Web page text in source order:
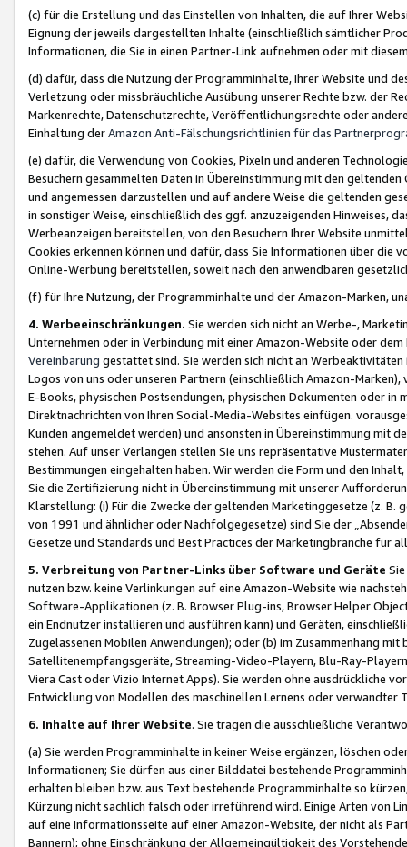
(c) für die Erstellung und das Einstellen von Inhalten, die auf Ihrer
Eignung der jeweils dargestellten Inhalte (einschließlich sämtlicher
Informationen, die Sie in einen Partner-Link aufnehmen oder mit
(d) dafür, dass die Nutzung der Programminhalte, Ihrer Website und
Verletzung oder missbräuchliche Ausübung unserer Rechte bzw. der
Markenrechte, Datenschutzrechte, Veröffentlichungsrechte oder
Einhaltung derAmazon Anti-Fälschungsrichtlinien für das
(e) dafür, die Verwendung von Cookies, Pixeln und anderen
Besuchern gesammelten Daten in Übereinstimmung mit den
und angemessen darzustellen und auf andere Weise die geltenden
in sonstiger Weise, einschließlich des ggf. anzuzeigenden Hinweises,
Werbeanzeigen bereitstellen, von den Besuchern Ihrer Website
Cookies erkennen können und dafür, dass Sie Informationen über die
Online-Werbung bereitstellen, soweit nach den anwendbaren
(f) für Ihre Nutzung, der Programminhalte und der Amazon-Marken,
4. Werbeeinschränkungen. Sie werden sich nicht an Werbe-,
Unternehmen oder in Verbindung mit einer Amazon-Website oder
Vereinbarung gestattet sind. Sie werden sich nicht an
Logos von uns oder unseren Partnern (einschließlich Amazon-
E-Books, physischen Postsendungen, physischen Dokumenten oder in
Direktnachrichten von Ihren Social-Media-Websites einfügen.
Kunden angemeldet werden) und ansonsten in Übereinstimmung mit
stehen. Auf unser Verlangen stellen Sie uns repräsentative
Bestimmungen eingehalten haben. Wir werden die Form und den
Sie die Zertifizierung nicht in Übereinstimmung mit unserer
Klarstellung: (i) Für die Zwecke der geltenden Marketinggesetze (z. B.
von 1991 und ähnlicher oder Nachfolgegesetze) sind Sie der
Gesetze und Standards und Best Practices der Marketingbranche für
5. Verbreitung von Partner-Links über Software und Geräte
nutzen bzw. keine Verlinkungen auf eine Amazon-Website wie
Software-Applikationen (z. B. Browser Plug-ins, Browser Helper
ein Endnutzer installieren und ausführen kann) und Geräten,
Zugelassenen Mobilen Anwendungen); oder (b) im Zusammenhang
Satellitenempfangsgeräte, Streaming-Video-Playern, Blu-Ray-
Viera Cast oder Vizio Internet Apps). Sie werden ohne ausdrückliche
Entwicklung von Modellen des maschinellen Lernens oder
6. Inhalte auf Ihrer Website. Sie tragen die ausschließliche
(a) Sie werden Programminhalte in keiner Weise ergänzen, löschen
Informationen; Sie dürfen aus einer Bilddatei bestehende
erhalten bleiben bzw. aus Text bestehende Programminhalte so
Kürzung nicht sachlich falsch oder irreführend wird. Einige Arten von
auf eine Informationsseite auf einer Amazon-Website, der nicht als
Bannern); ohne Einschränkung der Allgemeingültigkeit des